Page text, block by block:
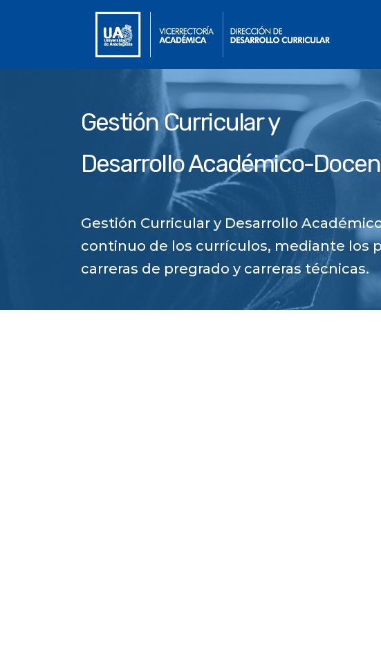
Gestión Curricular y
Desarrollo Académico-
Gestión Curricular y Desarrollo
continuo de los currículos, mediante los
carreras de pregrado y carreras técnicas.